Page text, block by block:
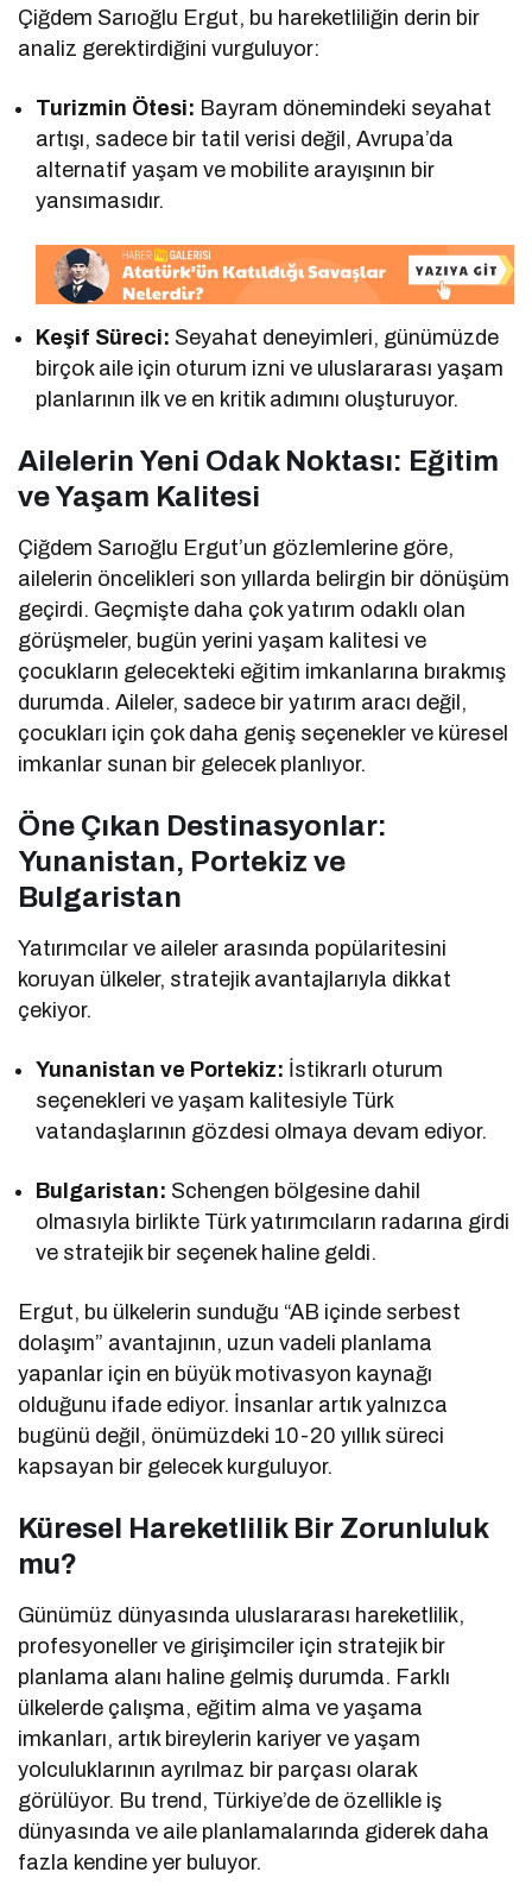
Çiğdem Sarıoğlu Ergut, bu hareketliliğin derin bir
analiz gerektirdiğini vurguluyor:
Turizmin Ötesi: Bayram dönemindeki seyahat
artışı, sadece bir tatil verisi değil, Avrupa’da
alternatif yaşam ve mobilite arayışının bir
yansımasıdır.
Keşif Süreci: Seyahat deneyimleri, günümüzde
birçok aile için oturum izni ve uluslararası yaşam
planlarının ilk ve en kritik adımını oluşturuyor.
Ailelerin Yeni Odak Noktası: Eğitim
ve Yaşam Kalitesi
Çiğdem Sarıoğlu Ergut’un gözlemlerine göre,
ailelerin öncelikleri son yıllarda belirgin bir dönüşüm
geçirdi. Geçmişte daha çok yatırım odaklı olan
görüşmeler, bugün yerini yaşam kalitesi ve
çocukların gelecekteki eğitim imkanlarına bırakmış
durumda. Aileler, sadece bir yatırım aracı değil,
çocukları için çok daha geniş seçenekler ve küresel
imkanlar sunan bir gelecek planlıyor.
Öne Çıkan Destinasyonlar:
Yunanistan, Portekiz ve
Bulgaristan
Yatırımcılar ve aileler arasında popülaritesini
koruyan ülkeler, stratejik avantajlarıyla dikkat
çekiyor.
Yunanistan ve Portekiz: İstikrarlı oturum
seçenekleri ve yaşam kalitesiyle Türk
vatandaşlarının gözdesi olmaya devam ediyor.
Bulgaristan: Schengen bölgesine dahil
olmasıyla birlikte Türk yatırımcıların radarına girdi
ve stratejik bir seçenek haline geldi.
Ergut, bu ülkelerin sunduğu “AB içinde serbest
dolaşım” avantajının, uzun vadeli planlama
yapanlar için en büyük motivasyon kaynağı
olduğunu ifade ediyor. İnsanlar artık yalnızca
bugünü değil, önümüzdeki 10-20 yıllık süreci
kapsayan bir gelecek kurguluyor.
Küresel Hareketlilik Bir Zorunluluk
mu?
Günümüz dünyasında uluslararası hareketlilik,
profesyoneller ve girişimciler için stratejik bir
planlama alanı haline gelmiş durumda. Farklı
ülkelerde çalışma, eğitim alma ve yaşama
imkanları, artık bireylerin kariyer ve yaşam
yolculuklarının ayrılmaz bir parçası olarak
görülüyor. Bu trend, Türkiye’de de özellikle iş
dünyasında ve aile planlamalarında giderek daha
fazla kendine yer buluyor.